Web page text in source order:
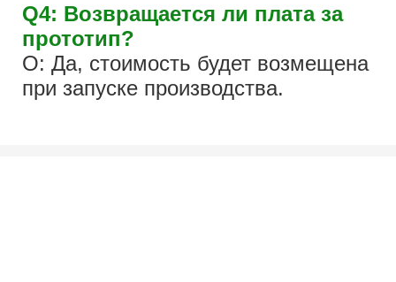
Q4: Возвращается ли плата за
прототип?
О: Да, стоимость будет возмещена
при запуске производства.